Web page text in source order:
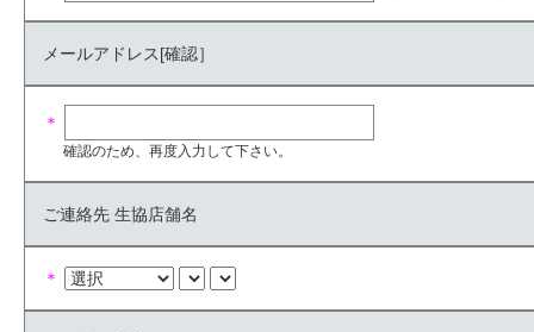
メールアドレス[確認］
＊
確認のため、再度入力して下さい。
ご連絡先 生協店舗名
＊